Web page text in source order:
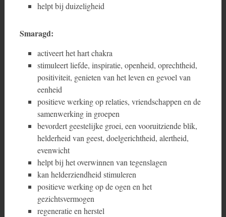
helpt bij duizeligheid
Smaragd:
activeert het hart chakra
stimuleert liefde, inspiratie, openheid, oprechtheid,
positiviteit, genieten van het leven en gevoel van
eenheid
positieve werking op relaties, vriendschappen en de
samenwerking in groepen
bevordert geestelijke groei, een vooruitziende blik,
helderheid van geest, doelgerichtheid, alertheid,
evenwicht
helpt bij het overwinnen van tegenslagen
kan helderziendheid stimuleren
positieve werking op de ogen en het
gezichtsvermogen
regeneratie en herstel